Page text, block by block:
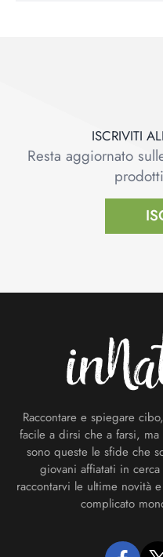
ISCRIVITI
Resta aggiornato
Raccontare e spiegare
facile a dirsi che a farsi,
sono queste le sfide che
giovani affiatati in
raccontarvi le ultime novità
complicato